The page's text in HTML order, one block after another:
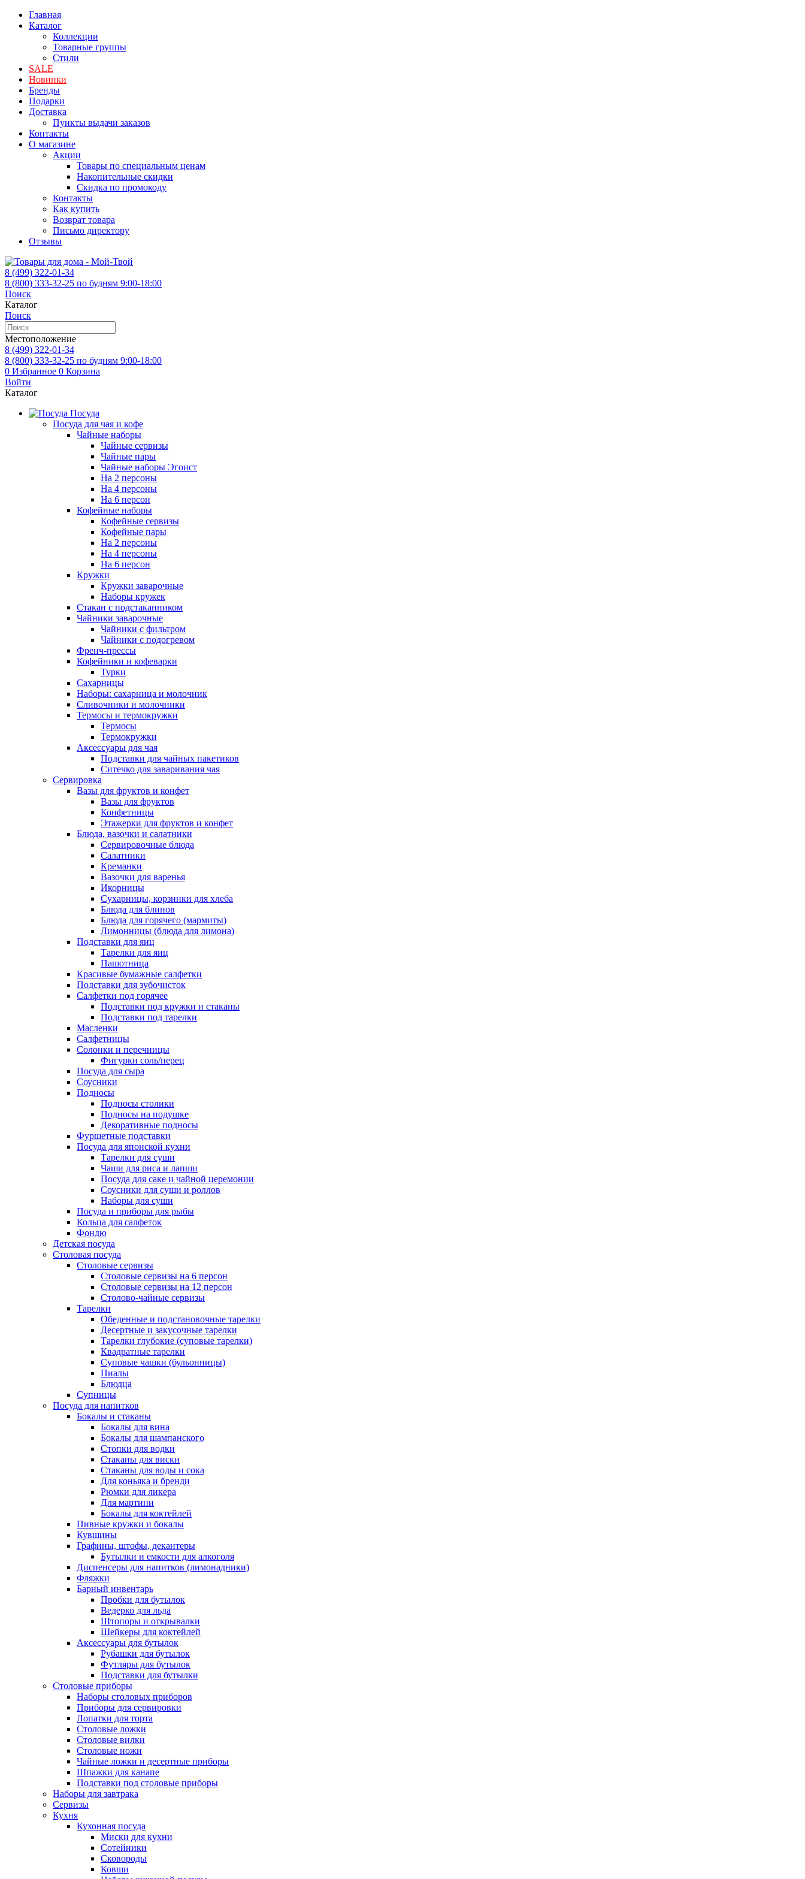
Главная
Каталог
Коллекции
Товарные группы
Стили
SALE
Новинки
Бренды
Подарки
Доставка
Пункты выдачи заказов
Контакты
О магазине
Акции
Товары по специальным ценам
Накопительные скидки
Скидка по промокоду
Контакты
Как купить
Возврат товара
Письмо директору
Отзывы
8 (499) 322-01-34
8 (800) 333-32-25 по будням 9:00-18:00
Поиск
Каталог
Поиск
Местоположение
8 (499) 322-01-34
8 (800) 333-32-25 по будням 9:00-18:00
0 Избранное 0 Корзина
Войти
Каталог
Посуда
Посуда для чая и кофе
Чайные наборы
Чайные сервизы
Чайные пары
Чайные наборы Эгоист
На 2 персоны
На 4 персоны
На 6 персон
Кофейные наборы
Кофейные сервизы
Кофейные пары
На 2 персоны
На 4 персоны
На 6 персон
Кружки
Кружки заварочные
Наборы кружек
Стакан с подстаканником
Чайники заварочные
Чайники с фильтром
Чайники с подогревом
Френч-прессы
Кофейники и кофеварки
Турки
Сахарницы
Наборы: сахарница и молочник
Сливочники и молочники
Термосы и термокружки
Термосы
Термокружки
Аксессуары для чая
Подставки для чайных пакетиков
Ситечко для заваривания чая
Сервировка
Вазы для фруктов и конфет
Вазы для фруктов
Конфетницы
Этажерки для фруктов и конфет
Блюда, вазочки и салатники
Сервировочные блюда
Салатники
Креманки
Вазочки для варенья
Икорницы
Сухарницы, корзинки для хлеба
Блюда для блинов
Блюда для горячего (мармиты)
Лимонницы (блюда для лимона)
Подставки для яиц
Тарелки для яиц
Пашотница
Красивые бумажные салфетки
Подставки для зубочисток
Салфетки под горячее
Подставки под кружки и стаканы
Подставки под тарелки
Масленки
Салфетницы
Солонки и перечницы
Фигурки соль/перец
Посуда для сыра
Соусники
Подносы
Подносы столики
Подносы на подушке
Декоративные подносы
Фуршетные подставки
Посуда для японской кухни
Тарелки для суши
Чаши для риса и лапши
Посуда для саке и чайной церемонии
Соусники для суши и роллов
Наборы для суши
Посуда и приборы для рыбы
Кольца для салфеток
Фондю
Детская посуда
Столовая посуда
Столовые сервизы
Столовые сервизы на 6 персон
Столовые сервизы на 12 персон
Столово-чайные сервизы
Тарелки
Обеденные и подстановочные тарелки
Десертные и закусочные тарелки
Тарелки глубокие (суповые тарелки)
Квадратные тарелки
Суповые чашки (бульонницы)
Пиалы
Блюдца
Супницы
Посуда для напитков
Бокалы и стаканы
Бокалы для вина
Бокалы для шампанского
Стопки для водки
Стаканы для виски
Стаканы для воды и сока
Для коньяка и бренди
Рюмки для ликера
Для мартини
Бокалы для коктейлей
Пивные кружки и бокалы
Кувшины
Графины, штофы, декантеры
Бутылки и емкости для алкоголя
Диспенсеры для напитков (лимонадники)
Фляжки
Барный инвентарь
Пробки для бутылок
Ведерко для льда
Штопоры и открывалки
Шейкеры для коктейлей
Аксессуары для бутылок
Рубашки для бутылок
Футляры для бутылок
Подставки для бутылки
Столовые приборы
Наборы столовых приборов
Приборы для сервировки
Лопатки для торта
Столовые ложки
Столовые вилки
Столовые ножи
Чайные ложки и десертные приборы
Шпажки для канапе
Подставки под столовые приборы
Наборы для завтрака
Сервизы
Кухня
Кухонная посуда
Миски для кухни
Сотейники
Сковороды
Ковши